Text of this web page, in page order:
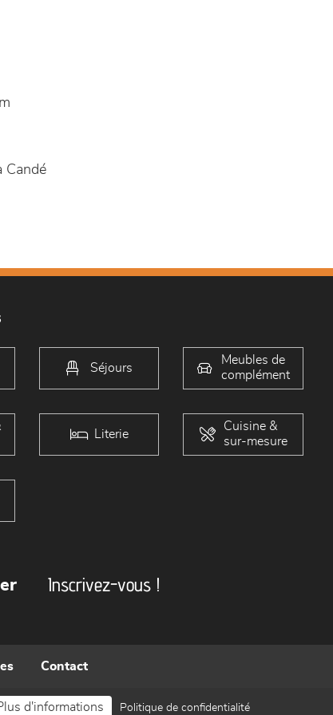
Candé
Séjours
Meubles de
complément
Literie
Cuisine &
sur-mesure
Inscrivez-vous !
Contact
d'informations Politique de confidentialité